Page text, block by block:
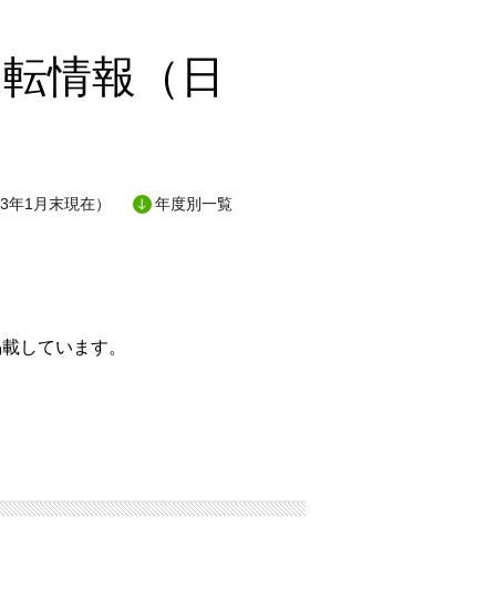
情報（日
1月末現在） 年度別一覧
しています。